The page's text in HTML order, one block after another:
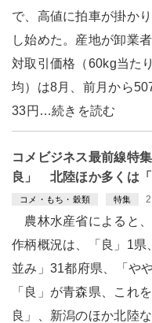
で、高値に拍車が掛か
し始めた。産地が卸業
対取引価格（60kg当た
均）は8月、前月から
33円…続きを読む
コメビジネス最前線特
良」 北陸ほか多くは
コメ・もち・穀類 特集
農林水産省によると
作柄概況は、「良」1県
並み」31都府県、「や
「良」が青森県、これ
良」、新潟のほか北陸